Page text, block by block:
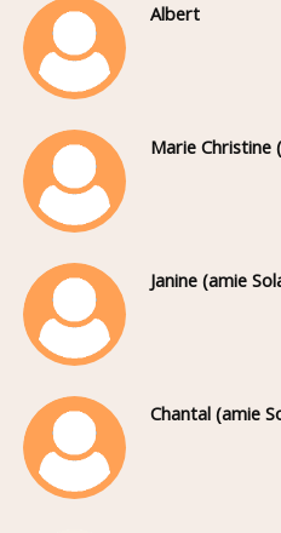
Albert
Marie Christine
Janine (amie
Chantal (amie